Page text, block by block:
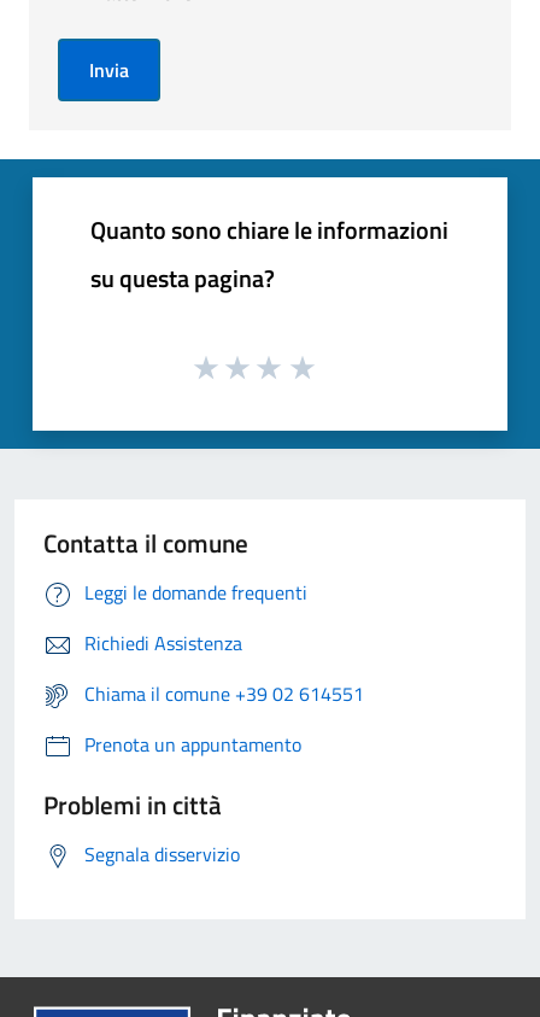
Invia
Quanto sono chiare le informazioni
su questa pagina?
Contatta il comune
Leggi le domande frequenti
Richiedi Assistenza
Chiama il comune +39 02 614551
Prenota un appuntamento
Problemi in città
Segnala disservizio